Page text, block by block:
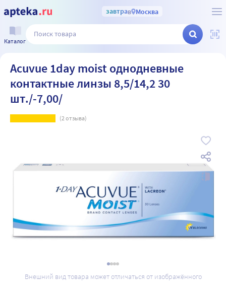
завтрав Москва
Каталог
Acuvue 1day moist однодневные
контактные линзы 8,5/14,2 30
шт./-7,00/
(2отзыва)
Внешний вид товара может отличаться от изображённого